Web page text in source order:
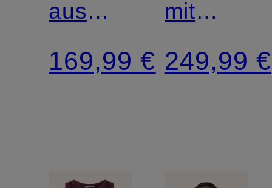
aus
Seide
169,99 €
mit
Kunstfell
249,99 €